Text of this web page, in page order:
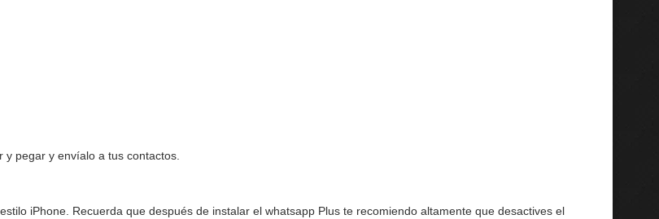
pegar y envíalo a tus contactos.
iPhone. Recuerda que después de instalar el whatsapp Plus te recomiendo altamente que desactives el